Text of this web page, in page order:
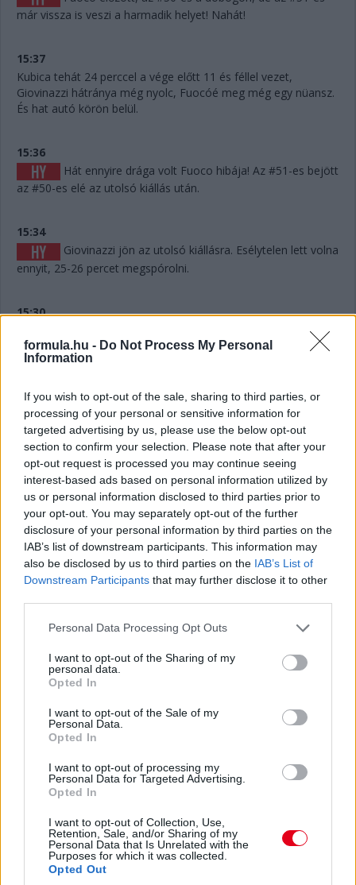
formula.hu - Do Not Process My Personal
Information
If you wish to opt-out of the sale, sharing to third parties, or
processing of your personal or sensitive information for
targeted advertising by us, please use the below opt-out
section to confirm your selection. Please note that after your
opt-out request is processed you may continue seeing
interest-based ads based on personal information utilized by
us or personal information disclosed to third parties prior to
your opt-out. You may separately opt-out of the further
disclosure of your personal information by third parties on the
IAB’s list of downstream participants. This information may
also be disclosed by us to third parties on the IAB’s List of
Downstream Participants that may further disclose it to other
Please note that this website/app uses one or more Google
not limited to your visit or usage behaviour. You may click to
grant or deny consent to Google and its third-party tags to
use your data for below specified purposes in below Google
consent section.
Personal Data Processing Opt Outs
I want to opt-out of the Sharing of my
personal data.
Opted In
I want to opt-out of the Sale of my
Personal Data.
Opted In
I want to opt-out of processing my
Personal Data for Targeted Advertising.
Opted In
I want to opt-out of Collection, Use,
Retention, Sale, and/or Sharing of my
Personal Data that Is Unrelated with the
Purposes for which it was collected.
Opted Out
már vissza is veszi a harmadik helyet! Nahát!
15:37
Kubica tehát 24 perccel a vége előtt 11 és féllel vezet,
Giovinazzi hátránya még nyolc, Fuocóé meg még egy nüansz.
És hat autó körön belül.
15:36
Hát ennyire drága volt Fuoco hibája! Az #51-es bejött
az #50-es elé az utolsó kiállás után.
15:34
Giovinazzi jön az utolsó kiállásra. Esélytelen lett volna
ennyit, 25-26 percet megspórolni.
15:30
A visszajátszáson látszik, hogy Fuoco hibázott, és ez
akár pozícióba is kerülhet, hiszen mintegy 6-7 másodpercet
eldobott. Persze hány olyan Le Mans volt a történelemben,
15:29
Giovinazzi 42-vel vezet Kubica előtt, és jöhet majd
egy rövid utolsó kiállásra mindjárt.
15:29
Na nézzük, mi a helyet: Kubica 10 másodperccel
vezet Estre előtt, aki újabb kilenccel a most sokat bukó Fuoco
előtt.
büntetést, és ezzel valószínűleg bukják a győzelmet! Yelloly
meg fogja nyerni a kategóriát.
Kulcsfontosságú pillanat: egy körrel Kubica után
bokszban a #6-os és bokszban az #50-es! Mindkettő tankolt,
Kubica viszont előttük frissebb gumin!
Kubica hozza az autót az utolsó kiállásra! Kereket
cserélnek a #83-ason, de Kubica marad az autóban. A #6-os
és az #50-es a következő körben jön, az #51-es később.